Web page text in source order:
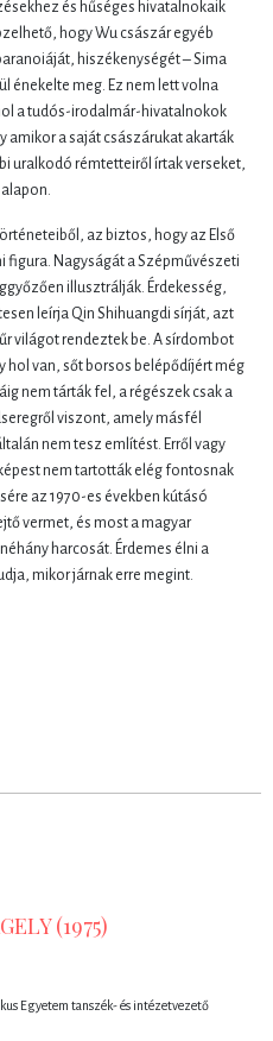
és hűséges hivatalnokaik
hogy Wu császár egyéb
hiszékenységét – Sima
énekelte meg. Ez nem lett volna
a tudós-irodalmár-hivatalnokok
amikor a saját császárukat akarták
uralkodó rémtetteiről írtak verseket,
alapon.
az biztos, hogy az Első
Nagyságát a Szépművészeti
illusztrálják. Érdekesség,
leírja Qin Shihuangdi sírját, azt
világot rendeztek be. A sírdombot
hol van, sőt borsos belépődíjért még
nem tárták fel, a régészek csak a
viszont, amely másfél
nem tesz említést. Erről vagy
nem tartották elég fontosnak
az 1970-es években kútásó
vermet, és most a magyar
harcosát. Érdemes élni a
mikor járnak erre megint.
(1975)
Egyetem tanszék- és intézetvezető